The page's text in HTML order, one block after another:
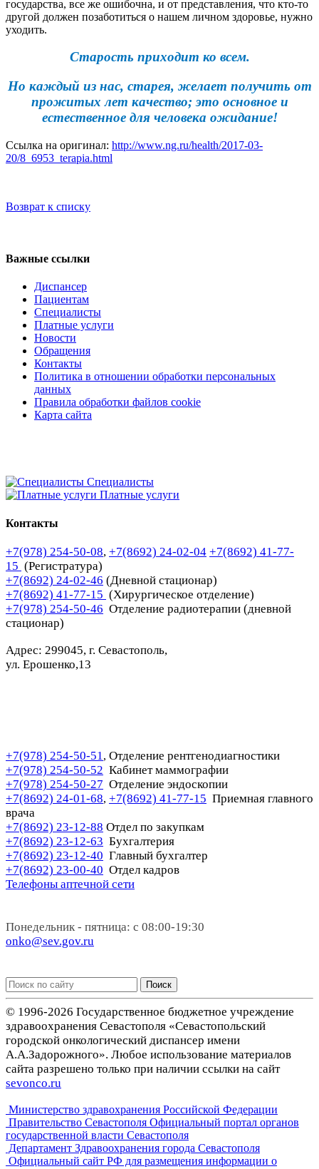
государства, все же ошибочна, и от представления, что кто-то
другой должен позаботиться о нашем личном здоровье, нужно
уходить.
Старость приходит ко всем.
Но каждый из нас, старея, желает получить от
прожитых лет качество; это основное и
естественное для человека ожидание!
Ссылка на оригинал: http://www.ng.ru/health/2017-03-
20/8_6953_terapia.html
Возврат к списку
Важные ссылки
Диспансер
Пациентам
Специалисты
Платные услуги
Новости
Обращения
Контакты
Политика в отношении обработки персональных
данных
Правила обработки файлов cookie
Карта сайта
Специалисты
Платные услуги
Контакты
+7(978) 254-50-08, +7(8692) 24-02-04 +7(8692) 41-77-
15 (Регистратура)
+7(8692) 24-02-46 (Дневной стационар)
+7(8692) 41-77-15 (Хирургическое отделение)
+7(978) 254-50-46 Отделение радиотерапии (дневной
стационар)
Адрес: 299045, г. Севастополь,
ул. Ерошенко,13
+7(978) 254-50-51, Отделение рентгенодиагностики
+7(978) 254-50-52 Кабинет маммографии
+7(978) 254-50-27 Отделение эндоскопии
+7(8692) 24-01-68, +7(8692) 41-77-15 Приемная главного
врача
+7(8692) 23-12-88 Отдел по закупкам
+7(8692) 23-12-63 Бухгалтерия
+7(8692) 23-12-40 Главный бухгалтер
+7(8692) 23-00-40 Отдел кадров
Телефоны аптечной сети
Понедельник - пятница: с 08:00-19:30
onko@sev.gov.ru
Поиск
© 1996-2026 Государственное бюджетное учреждение
здравоохранения Севастополя «Севастопольский
городской онкологический диспансер имени
А.А.Задорожного». Любое использование материалов
сайта разрешено только при наличии ссылки на сайт
sevonco.ru
Министерство здравохранения Российской Федерации
Правительство Севастополя Официальный портал органов
государственной власти Севастополя
Департамент Здравоохранения города Севастополя
Официальный сайт РФ для размещения информации о